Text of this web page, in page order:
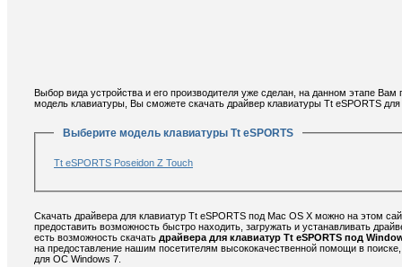
Выбор вида устройства и его производителя уже сделан, на данном этапе
модель клавиатуры, Вы сможете скачать драйвер клавиатуры Tt eSPORTS
Выберите модель клавиатуры Tt eSPORTS
Tt eSPORTS Poseidon Z Touch
Скачать драйвера для клавиатур Tt eSPORTS под Mac OS X можно на этом
предоставить возможность быстро находить, загружать и устанавливать
есть возможность скачать драйвера для клавиатур Tt eSPORTS под
на предоставление нашим посетителям высококачественной помощи в
для ОС Windows 7.